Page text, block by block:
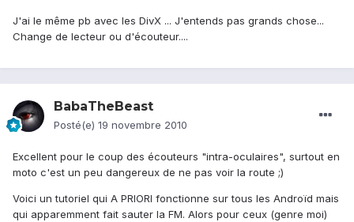
J'ai le même pb avec les DivX ... J'entends pas grands chose...
Change de lecteur ou d'écouteur....
BabaTheBeast
Posté(e) 19 novembre 2010
Excellent pour le coup des écouteurs "intra-oculaires", surtout en
moto c'est un peu dangereux de ne pas voir la route ;)
Voici un tutoriel qui A PRIORI fonctionne sur tous les Androïd mais
qui apparemment fait sauter la FM. Alors pour ceux (genre moi)